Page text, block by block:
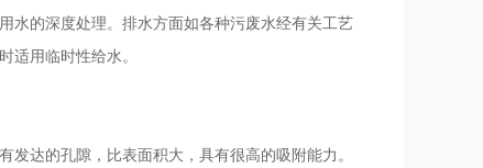
水的深度处理。排水方面如各种污废水经有关工艺
适用临时性给水。
发达的孔隙，比表面积大，具有很高的吸附能力。